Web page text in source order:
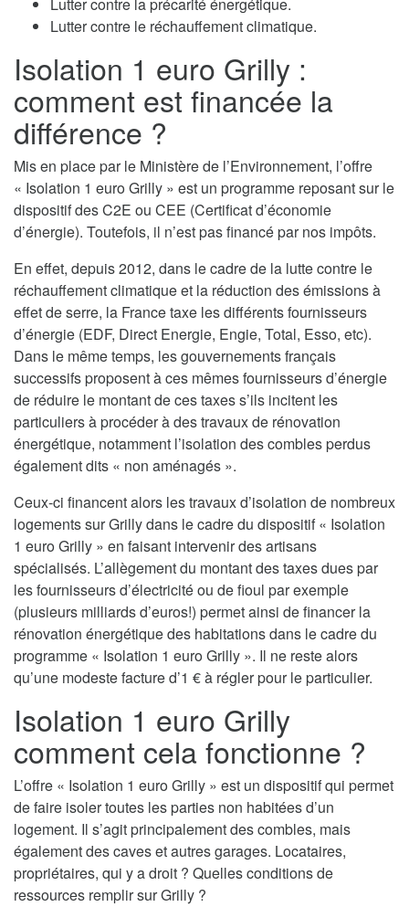
Lutter contre le réchauffement climatique.
Isolation 1 euro Grilly :
comment est financée la
différence ?
Mis en place par le Ministère de l’Environnement, l’offre
« Isolation 1 euro Grilly » est un programme reposant sur le
dispositif des C2E ou CEE (Certificat d’économie
d’énergie). Toutefois, il n’est pas financé par nos impôts.
En effet, depuis 2012, dans le cadre de la lutte contre le
réchauffement climatique et la réduction des émissions à
effet de serre, la France taxe les différents fournisseurs
d’énergie (EDF, Direct Energie, Engie, Total, Esso, etc).
Dans le même temps, les gouvernements français
successifs proposent à ces mêmes fournisseurs d’énergie
de réduire le montant de ces taxes s’ils incitent les
particuliers à procéder à des travaux de rénovation
énergétique, notamment l’isolation des combles perdus
également dits « non aménagés ».
Ceux-ci financent alors les travaux d’isolation de nombreux
logements sur Grilly dans le cadre du dispositif « Isolation
1 euro Grilly » en faisant intervenir des artisans
spécialisés. L’allègement du montant des taxes dues par
les fournisseurs d’électricité ou de fioul par exemple
(plusieurs milliards d’euros!) permet ainsi de financer la
rénovation énergétique des habitations dans le cadre du
programme « Isolation 1 euro Grilly ». Il ne reste alors
qu’une modeste facture d’1 € à régler pour le particulier.
Isolation 1 euro Grilly
comment cela fonctionne ?
L’offre « Isolation 1 euro Grilly » est un dispositif qui permet
de faire isoler toutes les parties non habitées d’un
logement. Il s’agit principalement des combles, mais
également des caves et autres garages. Locataires,
propriétaires, qui y a droit ? Quelles conditions de
ressources remplir sur Grilly ?